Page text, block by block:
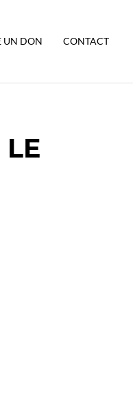
UN DON CONTACT
LE